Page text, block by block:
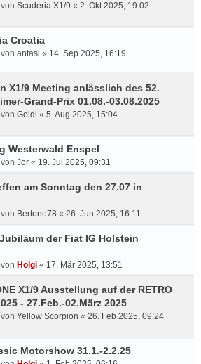
Scuderia X1/9 « 2. Okt 2025, 19:02
Croatia
antasi « 14. Sep 2025, 16:19
X1/9 Meeting anlässlich des 52.
Grand-Prix 01.08.-03.08.2025
Goldi « 5. Aug 2025, 15:04
Westerwald Enspel
Jor « 19. Jul 2025, 09:31
am Sonntag den 27.07 in
Bertone78 « 26. Jun 2025, 16:11
der Fiat IG Holstein
Holgi « 17. Mär 2025, 13:51
X1/9 Ausstellung auf der RETRO
- 27.Feb.-02.März 2025
Yellow Scorpion « 26. Feb 2025, 09:24
Motorshow 31.1.-2.2.25